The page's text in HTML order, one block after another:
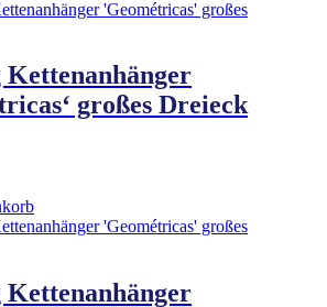
Kettenanhänger
großes Dreieck
Kettenanhänger